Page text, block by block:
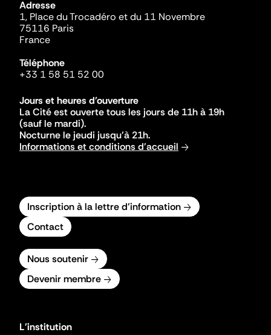
Adresse
1, Place du Trocadéro et du 11 Novembre
75116 Paris
France
Téléphone
+33 1 58 51 52 00
Jours et heures d'ouverture
La Cité est ouverte tous les jours de 11h à 19h
(sauf le mardi).
Nocturne le jeudi jusqu'à 21h.
Informations et conditions d'accueil
Inscription à la lettre d'information
Contact
Nous soutenir
Devenir membre
L'institution